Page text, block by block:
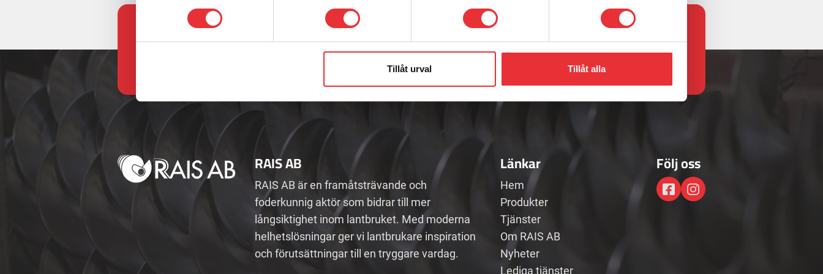
Tillåt urval Tillåt alla
Adress
Badenetorp 1,
Telefon
0512-301700
E-post
info@raisab.com
RAIS AB
RAIS AB är en framåtsträvande och
foderkunnig aktör som bidrar till mer
långsiktighet inom lantbruket. Med moderna
helhetslösningar ger vi lantbrukare inspiration
och förutsättningar till en tryggare vardag.
Länkar
Hem
Produkter
Tjänster
Om RAIS AB
Nyheter
Lediga tjänster
Följ oss